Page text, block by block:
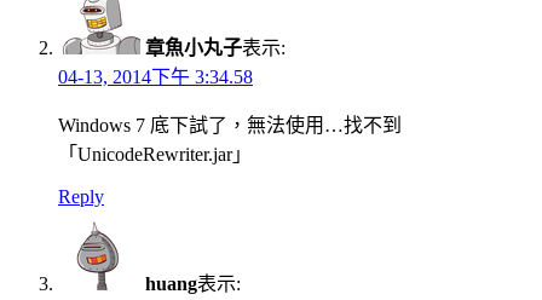
章魚小丸子表示:
04-13, 2014下午 3:34.58
Windows 7 底下試了，無法使用…找不到
「UnicodeRewriter.jar」
Reply
huang表示: